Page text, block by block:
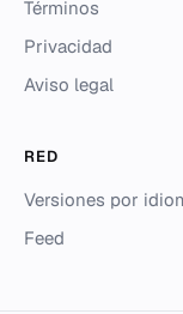
Términos
Privacidad
Aviso legal
RED
Versiones por
Feed